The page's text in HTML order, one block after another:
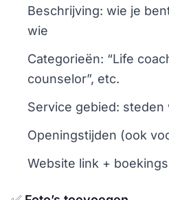
Beschrijving: wie je
wie
Categorieën: “Life
counselor”, etc.
Service gebied:
Openingstijden (ook
Website link +